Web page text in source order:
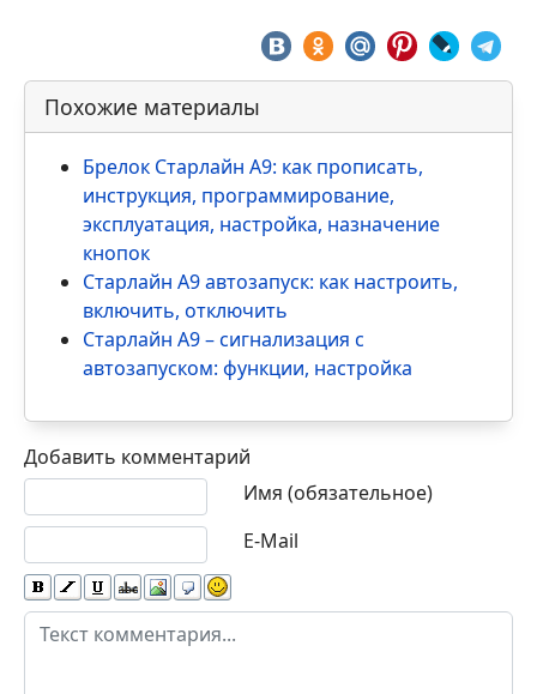
Похожие материалы
Брелок Старлайн А9: как прописать,
инструкция, программирование,
эксплуатация, настройка, назначение
кнопок
Старлайн А9 автозапуск: как настроить,
включить, отключить
Старлайн А9 – сигнализация с
автозапуском: функции, настройка
Добавить комментарий
Имя (обязательное)
E-Mail
Текст комментария